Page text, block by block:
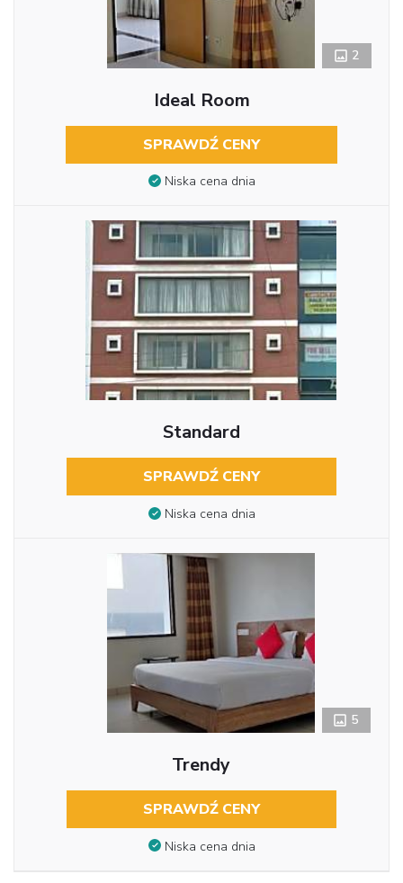
2
Ideal Room
SPRAWDŹ CENY
Niska cena dnia
Standard
SPRAWDŹ CENY
Niska cena dnia
5
Trendy
SPRAWDŹ CENY
Niska cena dnia